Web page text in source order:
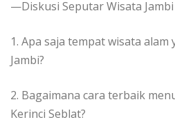
—Diskusi Seputar Wisata Jambi
1. Apa saja tempat wisata
Jambi?
2. Bagaimana cara terbaik
Kerinci Seblat?